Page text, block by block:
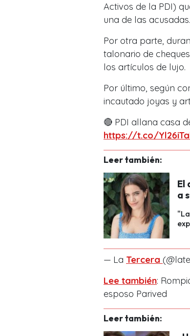
Activos de la PDI)
una de las acusadas.
Por otra parte,
talonario de
los artículos de lujo.
Por último, según
incautado joyas y
🔴 PDI allana casa
https://t.co/
Leer también:
El
a
— La Tercera
Lee también:
esposo Parived
Leer también: